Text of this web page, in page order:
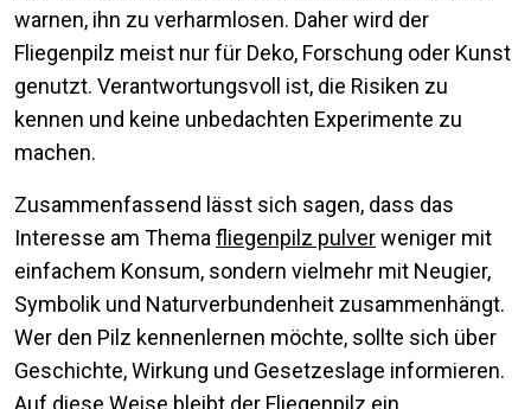
warnen, ihn zu verharmlosen. Daher wird der
Fliegenpilz meist nur für Deko, Forschung oder Kunst
genutzt. Verantwortungsvoll ist, die Risiken zu
kennen und keine unbedachten Experimente zu
machen.
Zusammenfassend lässt sich sagen, dass das
Interesse am Thema fliegenpilz pulverweniger mit
einfachem Konsum, sondern vielmehr mit Neugier,
Symbolik und Naturverbundenheit zusammenhängt.
Wer den Pilz kennenlernen möchte, sollte sich über
Geschichte, Wirkung und Gesetzeslage informieren.
Auf diese Weise bleibt der Fliegenpilz ein